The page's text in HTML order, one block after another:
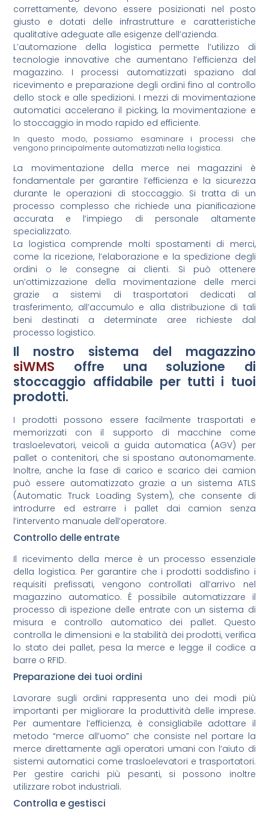
correttamente, devono essere posizionati nel posto
giusto e dotati delle infrastrutture e caratteristiche
qualitative adeguate alle esigenze dell’azienda.
L’automazione della logistica permette l’utilizzo di
tecnologie innovative che aumentano l’efficienza del
magazzino. I processi automatizzati spaziano dal
ricevimento e preparazione degli ordini fino al controllo
dello stock e alle spedizioni. I mezzi di movimentazione
automatici accelerano il picking, la movimentazione e
lo stoccaggio in modo rapido ed efficiente.
In questo modo, possiamo esaminare i processi che
vengono principalmente automatizzati nella logistica.
La movimentazione della merce nei magazzini è
fondamentale per garantire l’efficienza e la sicurezza
durante le operazioni di stoccaggio. Si tratta di un
processo complesso che richiede una pianificazione
accurata e l’impiego di personale altamente
specializzato.
La logistica comprende molti spostamenti di merci,
come la ricezione, l’elaborazione e la spedizione degli
ordini o le consegne ai clienti. Si può ottenere
un’ottimizzazione della movimentazione delle merci
grazie a sistemi di trasportatori dedicati al
trasferimento, all’accumulo e alla distribuzione di tali
beni destinati a determinate aree richieste dal
processo logistico.
Il nostro sistema del magazzino
siWMS offre una soluzione di
stoccaggio affidabile per tutti i tuoi
prodotti.
I prodotti possono essere facilmente trasportati e
memorizzati con il supporto di macchine come
trasloelevatori, veicoli a guida automatica (AGV) per
pallet o contenitori, che si spostano autonomamente.
Inoltre, anche la fase di carico e scarico dei camion
può essere automatizzato grazie a un sistema ATLS
(Automatic Truck Loading System), che consente di
introdurre ed estrarre i pallet dai camion senza
l’intervento manuale dell’operatore.
Controllo delle entrate
Il ricevimento della merce è un processo essenziale
della logistica. Per garantire che i prodotti soddisfino i
requisiti prefissati, vengono controllati all’arrivo nel
magazzino automatico. È possibile automatizzare il
processo di ispezione delle entrate con un sistema di
misura e controllo automatico dei pallet. Questo
controlla le dimensioni e la stabilità dei prodotti, verifica
lo stato dei pallet, pesa la merce e legge il codice a
barre o RFID.
Preparazione dei tuoi ordini
Lavorare sugli ordini rappresenta uno dei modi più
importanti per migliorare la produttività delle imprese.
Per aumentare l’efficienza, è consigliabile adottare il
metodo “merce all’uomo” che consiste nel portare la
merce direttamente agli operatori umani con l’aiuto di
sistemi automatici come trasloelevatori e trasportatori.
Per gestire carichi più pesanti, si possono inoltre
utilizzare robot industriali.
Controlla e gestisci